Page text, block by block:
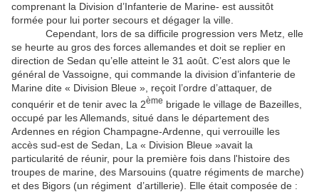
comprenant la Division d’Infanterie de Marine- est aussitôt
formée pour lui porter secours et dégager la ville.
Cependant, lors de sa difficile progression vers Metz, elle
se heurte au gros des forces allemandes et doit se replier en
direction de Sedan qu’elle atteint le 31 août. C’est alors que le
général de Vassoigne, qui commande la division d’infanterie de
Marine dite « Division Bleue », reçoit l’ordre d’attaquer, de
conquérir et de tenir avec la 2ème brigade le village de Bazeilles,
occupé par les Allemands, situé dans le département des
Ardennes en région Champagne-Ardenne, qui verrouille les
accès sud-est de Sedan, La « Division Bleue »avait la
particularité de réunir, pour la première fois dans l'histoire des
troupes de marine, des Marsouins (quatre régiments de marche)
et des Bigors (un régiment d’artillerie). Elle était composée de :